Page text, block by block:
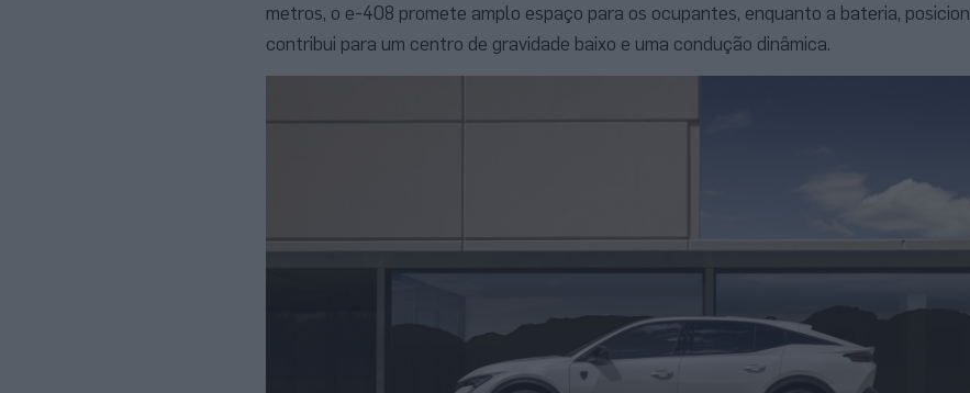
metros, o e-408 promete amplo espaço para os ocupantes, enquanto a bateria,
contribui para um centro de gravidade baixo e uma condução dinâmica.